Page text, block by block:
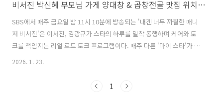
비서진 박신혜 부모님 가게 양대창 & 곱창전골 맛집 위치 및 방문팁
SBS에서 매주 금요일 밤 11시 10분에 방송되는 '내겐 너무 까칠한 매니
저 비서진'은 이서진, 김광규가 스타의 하루를 밀착 동행하며 케어와 토
크를 책임지는 리얼 로드 토크 프로그램이다. 매주 다른 '마이 스타'가 출
연하여 이서진과 김광규와 함께 시간을 같이 한다. 이번 주에 초청된 '마
커버 미쓰홍'으로 돌아와 열연 중이다. 이번 비서진 박신혜 편에서는 원
2026. 1. 23.
1